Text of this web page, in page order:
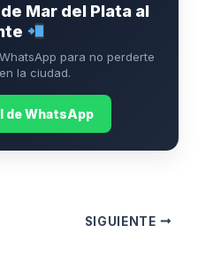
Mar del Plata al
para no perderte
la ciudad.
de WhatsApp
SIGUIENTE